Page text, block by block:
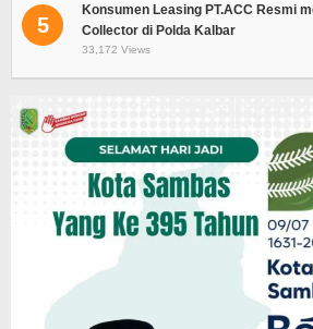
5
Konsumen Leasing PT.ACC Resmi
Collector di Polda Kalbar
33,172 Views